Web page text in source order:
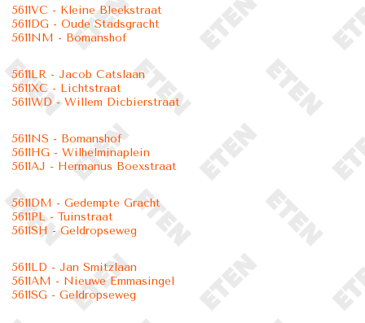
5611VC - Kleine Bleekstraat
5611DG - Oude Stadsgracht
5611NM - Bomanshof
5611LR - Jacob Catslaan
5611XC - Lichtstraat
5611WD - Willem Dicbierstraat
5611NS - Bomanshof
5611HG - Wilhelminaplein
5611AJ - Hermanus Boexstraat
5611DM - Gedempte Gracht
5611PL - Tuinstraat
5611SH - Geldropseweg
5611LD - Jan Smitzlaan
5611AM - Nieuwe Emmasingel
5611SG - Geldropseweg